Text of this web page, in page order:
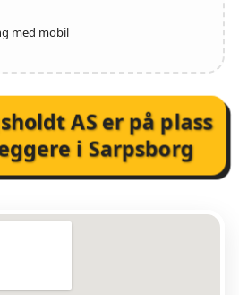
med mobil
ASer på plass
i Sarpsborg